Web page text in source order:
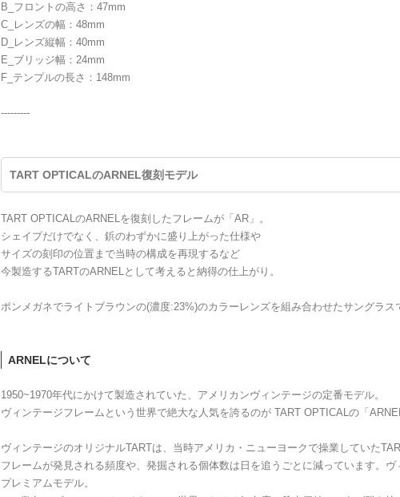
B_フロントの高さ：47mm
C_レンズの幅：48mm
D_レンズ縦幅：40mm
E_ブリッジ幅：24mm
F_テンプルの長さ：148mm
---------
TART OPTICALのARNEL復刻モデル
TART OPTICALのARNELを復刻したフレームが「AR」。
シェイプだけでなく、鋲のわずかに盛り上がった仕様や
サイズの刻印の位置まで当時の構成を再現するなど
今製造するTARTのARNELとして考えると納得の仕上がり。
ポンメガネでライトブラウンの(濃度:23%)のカラーレンズを組み合わせたサングラス
ARNELについて
1950~1970年代にかけて製造されていた、アメリカンヴィンテージの定番モデル。
ヴィンテージフレームという世界で絶大な人気を誇るのが TART OPTICALの「
ヴィンテージのオリジナルTARTは、当時アメリカ・ニューヨークで操業していた
フレームが発見される頻度や、発掘される個体数は日を追うごとに減っています。
プレミアムモデル。